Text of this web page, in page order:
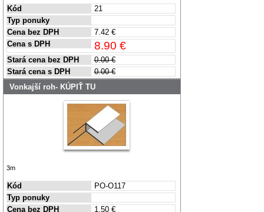
Kód
21
Typ ponuky
Cena bez DPH
7.42 €
Cena s DPH
8.90 €
Stará cena bez DPH
0.00 €
Stará cena s DPH
0.00 €
Vonkajší roh- KÚPIŤ TU
3m
Kód
PO-O117
Typ ponuky
Cena bez DPH
1.50 €